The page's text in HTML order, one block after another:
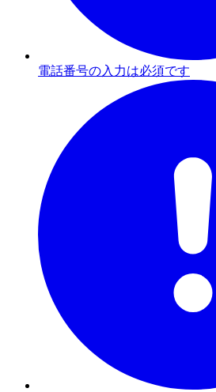
電話番号の入力は必須です